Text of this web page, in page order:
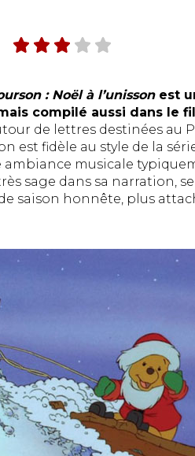
: Noël à l’unissonest
compilé aussi dans le
de lettres destinées au
est fidèle au style de la
musicale
sage dans sa narration,
saison honnête, plus